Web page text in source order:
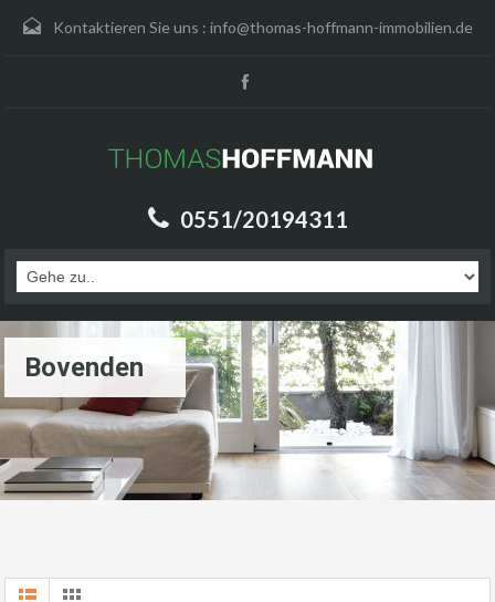
Kontaktieren Sie uns : info@thomas-hoffmann-immobilien.de
0551/20194311
Bovenden